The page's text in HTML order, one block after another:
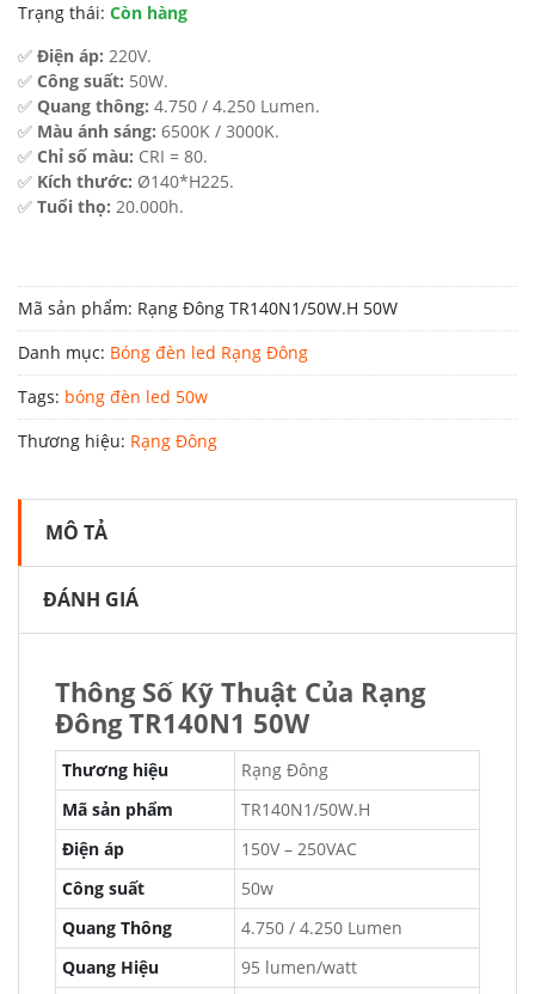
Trạng thái: Còn hàng
✅ Điện áp: 220V.
✅ Công suất: 50W.
✅ Quang thông: 4.750 / 4.250 Lumen.
✅ Màu ánh sáng: 6500K / 3000K.
✅ Chỉ số màu: CRI = 80.
✅ Kích thước: Ø140*H225.
✅ Tuổi thọ: 20.000h.
Mã sản phẩm: Rạng Đông TR140N1/50W.H 50W
Danh mục: Bóng đèn led Rạng Đông
Tags: bóng đèn led 50w
Thương hiệu: Rạng Đông
MÔ TẢ
ĐÁNH GIÁ
Thông Số Kỹ Thuật Của Rạng
Đông TR140N1 50W
Thương hiệu
Rạng Đông
Mã sản phẩm
TR140N1/50W.H
Điện áp
150V – 250VAC
Công suất
50w
Quang Thông
4.750 / 4.250 Lumen
Quang Hiệu
95 lumen/watt